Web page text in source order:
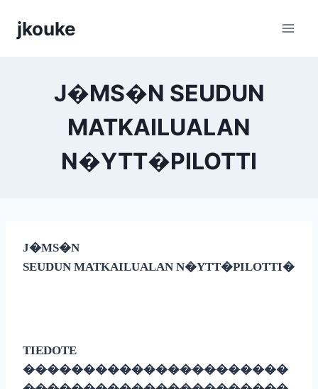
sisältöön
jkouke
J�MS�N SEUDUN
MATKAILUALAN
N�YTT�PILOTTI
J�MS�N
SEUDUN MATKAILUALAN N�YTT�PILOTTI�
TIEDOTE
����������������������